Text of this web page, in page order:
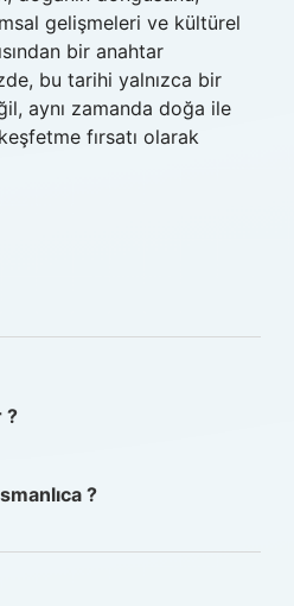
gelişmeleri ve kültürel
bir anahtar
bu tarihi yalnızca bir
aynı zamanda doğa ile
fırsatı olarak
?
?